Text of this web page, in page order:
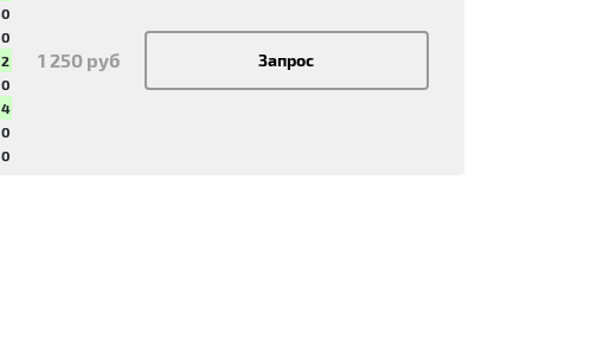
0
0
2
0
4
0
0
1 250 руб Запрос